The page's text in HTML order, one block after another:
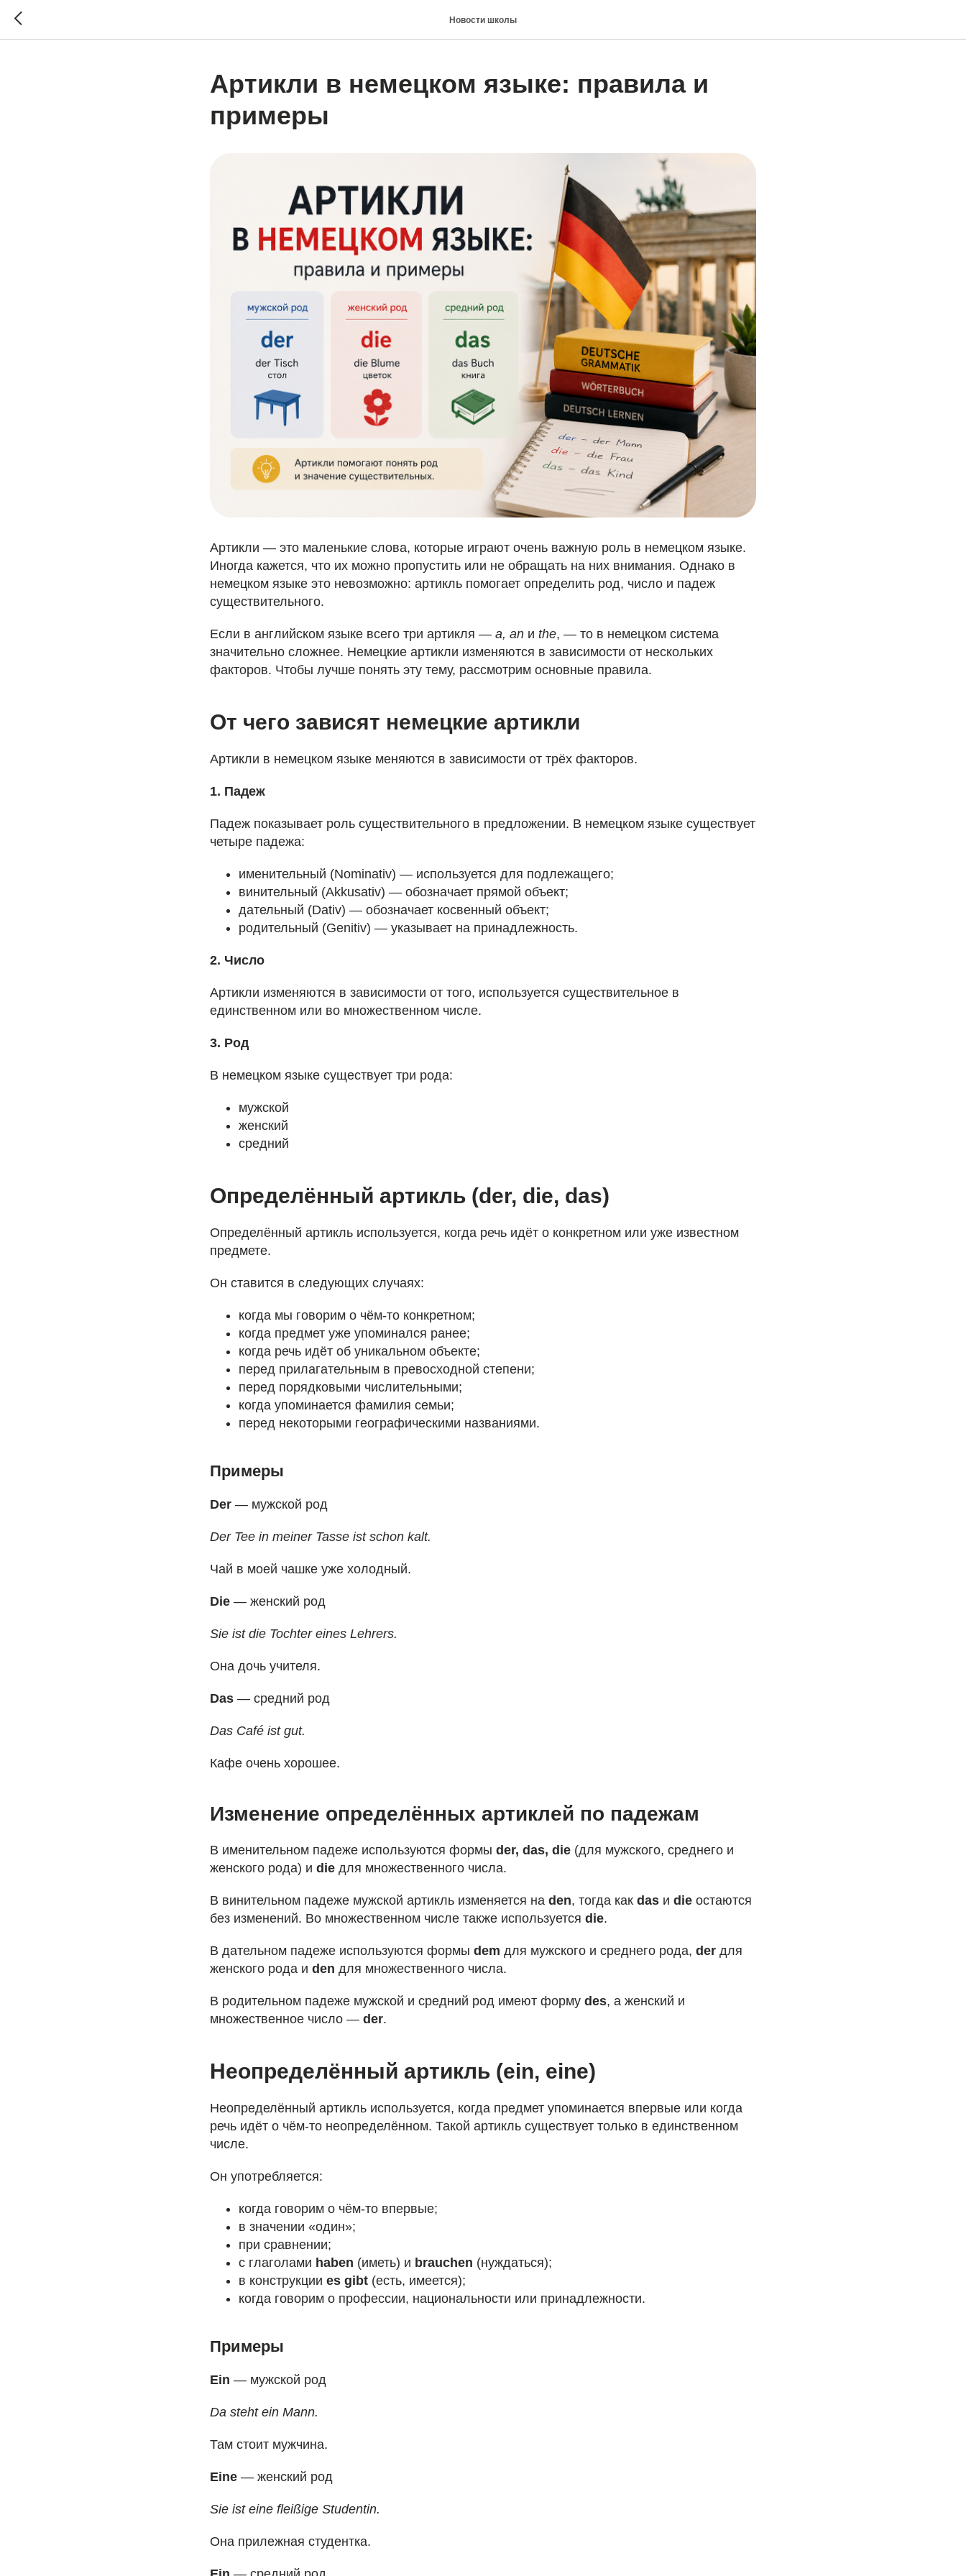
Новости школы
Артикли в немецком языке: правила и
примеры
Артикли — это маленькие слова, которые играют очень важную роль в немецком языке.
Иногда кажется, что их можно пропустить или не обращать на них внимания. Однако в
немецком языке это невозможно: артикль помогает определить род, число и падеж
существительного.
Если в английском языке всего три артикля — a, an и the, — то в немецком система
значительно сложнее. Немецкие артикли изменяются в зависимости от нескольких
факторов. Чтобы лучше понять эту тему, рассмотрим основные правила.
От чего зависят немецкие артикли
Артикли в немецком языке меняются в зависимости от трёх факторов.
1. Падеж
Падеж показывает роль существительного в предложении. В немецком языке существует
четыре падежа:
именительный (Nominativ) — используется для подлежащего;
винительный (Akkusativ) — обозначает прямой объект;
дательный (Dativ) — обозначает косвенный объект;
родительный (Genitiv) — указывает на принадлежность.
2. Число
Артикли изменяются в зависимости от того, используется существительное в
единственном или во множественном числе.
3. Род
В немецком языке существует три рода:
мужской
женский
средний
Определённый артикль (der, die, das)
Определённый артикль используется, когда речь идёт о конкретном или уже известном
предмете.
Он ставится в следующих случаях:
когда мы говорим о чём-то конкретном;
когда предмет уже упоминался ранее;
когда речь идёт об уникальном объекте;
перед прилагательным в превосходной степени;
перед порядковыми числительными;
когда упоминается фамилия семьи;
перед некоторыми географическими названиями.
Примеры
Der — мужской род
Der Tee in meiner Tasse ist schon kalt.
Чай в моей чашке уже холодный.
Die — женский род
Sie ist die Tochter eines Lehrers.
Она дочь учителя.
Das — средний род
Das Café ist gut.
Кафе очень хорошее.
Изменение определённых артиклей по падежам
В именительном падеже используются формы der, das, die (для мужского, среднего и
женского рода) и die для множественного числа.
В винительном падеже мужской артикль изменяется на den, тогда как das и die остаются
без изменений. Во множественном числе также используется die.
В дательном падеже используются формы dem для мужского и среднего рода, der для
женского рода и den для множественного числа.
В родительном падеже мужской и средний род имеют форму des, а женский и
множественное число — der.
Неопределённый артикль (ein, eine)
Неопределённый артикль используется, когда предмет упоминается впервые или когда
речь идёт о чём-то неопределённом. Такой артикль существует только в единственном
числе.
Он употребляется:
когда говорим о чём-то впервые;
в значении «один»;
при сравнении;
с глаголами haben (иметь) и brauchen (нуждаться);
в конструкции es gibt (есть, имеется);
когда говорим о профессии, национальности или принадлежности.
Примеры
Ein — мужской род
Da steht ein Mann.
Там стоит мужчина.
Eine — женский род
Sie ist eine fleißige Studentin.
Она прилежная студентка.